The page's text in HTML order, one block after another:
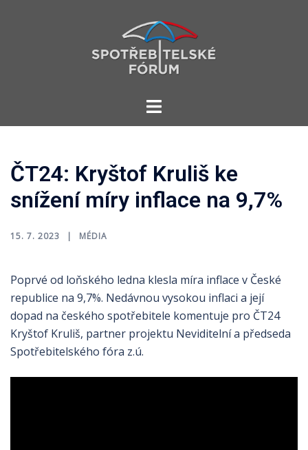
Toggle
ČT24: Kryštof Kruliš ke
snížení míry inflace na 9,7%
15. 7. 2023 MÉDIA
Poprvé od loňského ledna klesla míra inflace v České
republice na 9,7%. Nedávnou vysokou inflaci a její
dopad na českého spotřebitele komentuje pro ČT24
Kryštof Kruliš, partner projektu Neviditelní a předseda
Spotřebitelského fóra z.ú.